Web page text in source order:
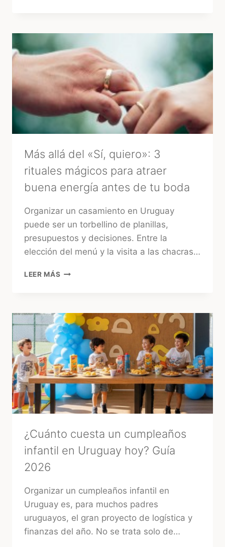
DE
BODA?
LA
MIRADA
DE
UNA
EXPERTA
–
Más allá del «Sí, quiero»: 3
rituales mágicos para atraer
buena energía antes de tu boda
Organizar un casamiento en Uruguay
puede ser un torbellino de planillas,
presupuestos y decisiones. Entre la
elección del menú y la visita a las chacras…
LEER MÁS MÁS
QUIERO»:
3
RITUALES
MÁGICOS
PARA
ATRAER
BUENA
ENERGÍA
ANTES
DE
BODA
¿Cuánto cuesta un cumpleaños
infantil en Uruguay hoy? Guía
2026
Organizar un cumpleaños infantil en
Uruguay es, para muchos padres
uruguayos, el gran proyecto de logística y
finanzas del año. No se trata solo de…